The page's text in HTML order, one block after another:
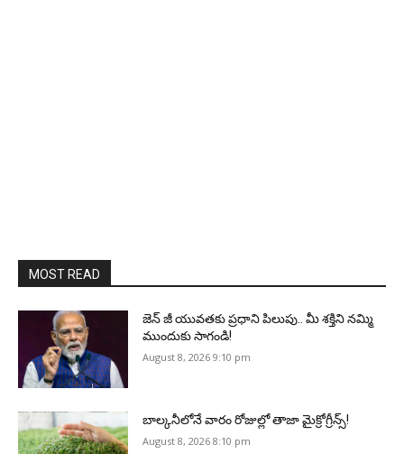
MOST READ
జెన్‌ జీ యువతకు ప్రధాని పిలుపు.. మీ శక్తిని నమ్మి
ముందుకు సాగండి!
August 8, 2026 9:10 pm
బాల్కనీలోనే వారం రోజుల్లో తాజా మైక్రోగ్రీన్స్‌!
August 8, 2026 8:10 pm